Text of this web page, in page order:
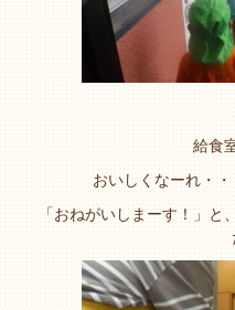
給食
おいしくなーれ・
「おねがいしまーす！」と